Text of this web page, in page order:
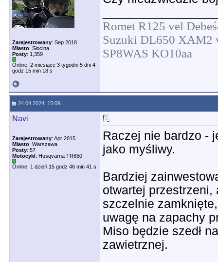
Zarejestrowany: Sep 2018
Miasto: Słocina
Posty: 1,359
Online: 2 miesiące 3 tygodni 5 dni 4
godz 15 min 18 s
Romet R125 vel
Suzuki DL650 XAM2
SP8WAS KO10aa
24.04.2024, 15:09
Navi
Zarejestrowany: Apr 2015
Miasto: Warszawa
Posty: 57
Motocykl: Husqvarna TR650
Online: 1 dzień 15 godz 46 min 41 s
Raczej nie bardzo -
jako myśliwy.
Bardziej
otwartej
szczelnie
uwagę na zapachy
Miso będzie szedł
zawietrznej.